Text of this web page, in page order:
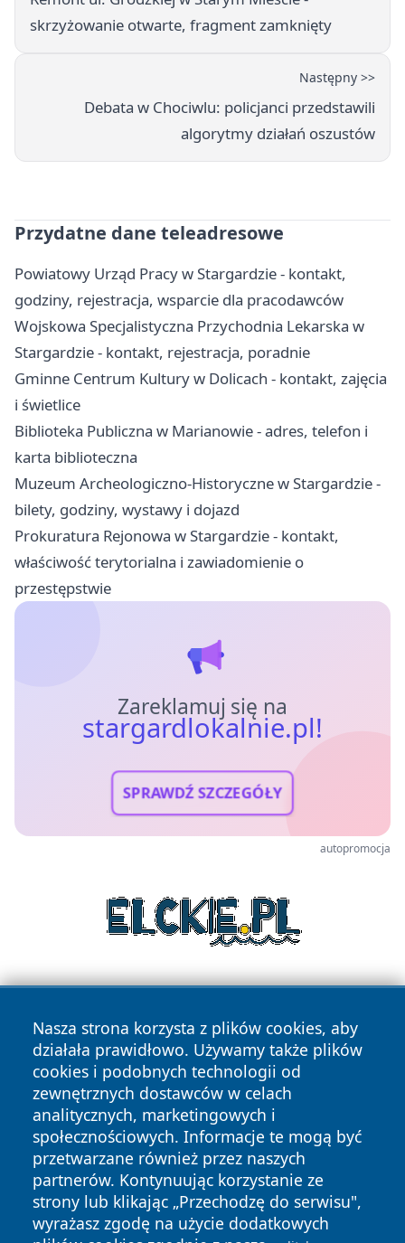
skrzyżowanie otwarte, fragment zamknięty
Następny >>
Debata w Chociwlu: policjanci przedstawili
algorytmy działań oszustów
Przydatne dane teleadresowe
Powiatowy Urząd Pracy w Stargardzie - kontakt,
godziny, rejestracja, wsparcie dla pracodawców
Wojskowa Specjalistyczna Przychodnia Lekarska w
Stargardzie - kontakt, rejestracja, poradnie
Gminne Centrum Kultury w Dolicach - kontakt, zajęcia
i świetlice
Biblioteka Publiczna w Marianowie - adres, telefon i
karta biblioteczna
Muzeum Archeologiczno-Historyczne w Stargardzie -
bilety, godziny, wystawy i dojazd
Prokuratura Rejonowa w Stargardzie - kontakt,
właściwość terytorialna i zawiadomienie o
przestępstwie
Zareklamuj się na
stargardlokalnie.pl!
SPRAWDŹ SZCZEGÓŁY
autopromocja
Nasza strona korzysta z plików cookies, aby
działała prawidłowo. Używamy także plików
cookies i podobnych technologii od
zewnętrznych dostawców w celach
analitycznych, marketingowych i
społecznościowych. Informacje te mogą być
przetwarzane również przez naszych
partnerów. Kontynuując korzystanie ze
strony lub klikając „Przechodzę do serwisu",
wyrażasz zgodę na użycie dodatkowych
Copyright © 2026 stargardlokalnie.pl Wszystkie prawa
zastrzeżone.
News Autorzy
Polityka
Prywatności
Polityka
Cookies